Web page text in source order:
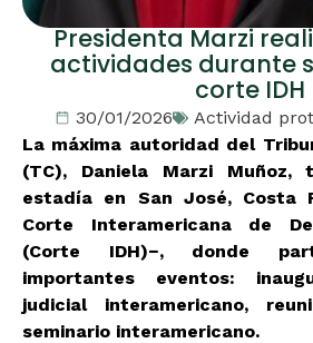
Presidenta Marzi
actividades durante
corte IDH
30/01/2026 Actividad
La máxima autoridad del
(TC), Daniela Marzi Muñoz,
estadía en San José, Costa
Corte Interamericana de
(Corte IDH)−, donde
importantes eventos:
judicial interamericano,
seminario interamericano.